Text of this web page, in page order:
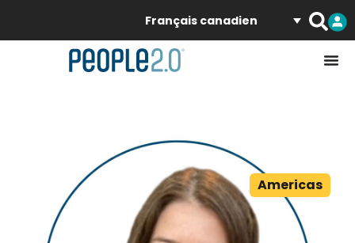
Français canadien
Americas